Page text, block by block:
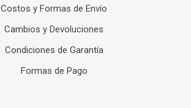
Costos y Formas de Envío
Cambios y Devoluciones
Condiciones de Garantía
Formas de Pago